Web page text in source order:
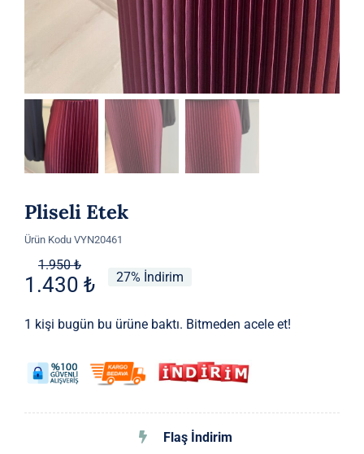
Pliseli Etek
Ürün Kodu VYN20461
1.950₺
Orijinal
fiyat:
1.950 ₺.
1.430 ₺
Şu
andaki
fiyat:
27% İndirim
1 kişi bugün bu ürüne baktı. Bitmeden acele et!
Flaş İndirim